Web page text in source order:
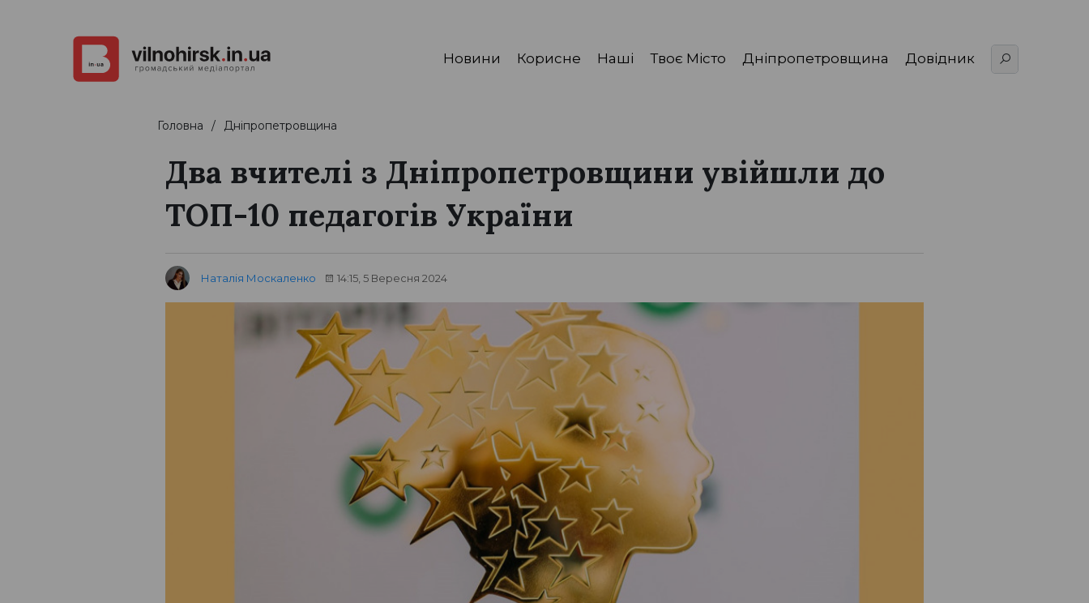
Новини Корисне Наші Твоє Місто Дніпропетровщина Довідник
Головна Дніпропетровщина
Два вчителі з Дніпропетровщини увійшли до
ТОП-10 педагогів України
Наталія Москаленко 14:15, 5 Вересня 2024